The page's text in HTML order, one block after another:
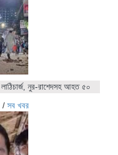
নুর-রাশেদসহ আহত ৫০
/ সব খবর